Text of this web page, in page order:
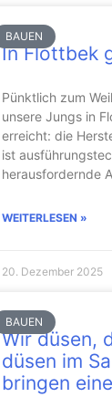
BAUEN
In Flottbek
Pünktlich zum
unsere Jungs in
erreicht: die
ist
herausfordernde
WEITERLESEN »
20. Dezember 2025
BAUEN
Wir düsen,
düsen im
bringen